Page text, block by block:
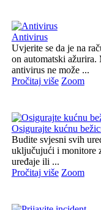
Antivirus
Uvjerite se da je na
on automatski ažurira.
antivirus ne može ...
Pročitaj više Zoom
Osigurajte kućnu
Budite svjesni svih
uključujući i monitore
uređaje ili ...
Pročitaj više Zoom